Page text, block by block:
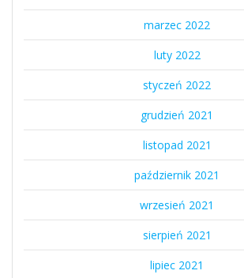
marzec 2022
luty 2022
styczeń 2022
grudzień 2021
listopad 2021
październik 2021
wrzesień 2021
sierpień 2021
lipiec 2021